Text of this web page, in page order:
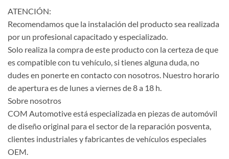
ATENCIÓN:
Recomendamos que la instalación del producto sea realizada
por un profesional capacitado y especializado.
Solo realiza la compra de este producto con la certeza de que
es compatible con tu vehículo, si tienes alguna duda, no
dudes en ponerte en contacto con nosotros. Nuestro horario
de apertura es de lunes a viernes de 8 a 18 h.
Sobre nosotros
COM Automotive está especializada en piezas de automóvil
de diseño original para el sector de la reparación posventa,
clientes industriales y fabricantes de vehículos especiales
OEM.